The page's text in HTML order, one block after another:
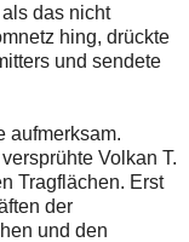
das nicht
hing, drückte
und sendete
aufmerksam.
Volkan T.
Tragflächen. Erst
der
und den